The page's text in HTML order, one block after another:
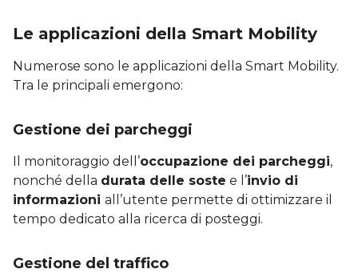
Le applicazioni della Smart Mobility
Numerose sono le applicazioni della Smart Mobility.
Tra le principali emergono:
Gestione dei parcheggi
Il monitoraggio dell’occupazione dei parcheggi,
nonché della durata delle soste e l’invio di
informazioni all’utente permette di ottimizzare il
tempo dedicato alla ricerca di posteggi.
Gestione del traffico